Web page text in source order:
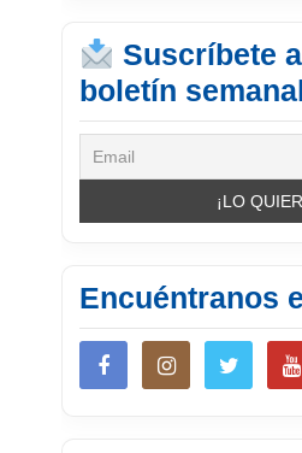
Suscríbete
boletín
Encuéntranos